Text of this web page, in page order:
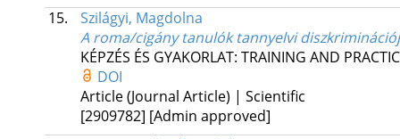
15.
Szilágyi, Magdolna
A roma/cigány tanulók tannyelvi
KÉPZÉS ÉS GYAKORLAT: TRAINING AND
DOI
Article (Journal Article) | Scientific
[2909782] [Admin approved]